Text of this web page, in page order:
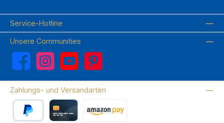
Service-Hotline
Unsere Communities
Facebook Instagram YouTube Pinterest
Zahlungs- und Versandarten